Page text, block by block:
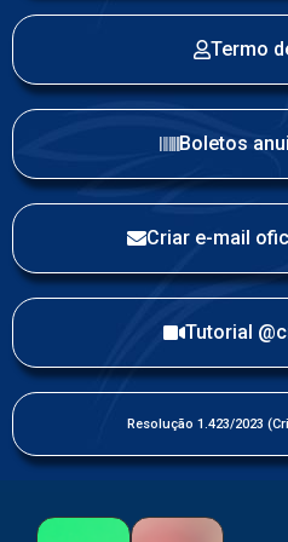
Termo
Boletos
Criar e-mail
Tutorial
Resolução 1.423/2023